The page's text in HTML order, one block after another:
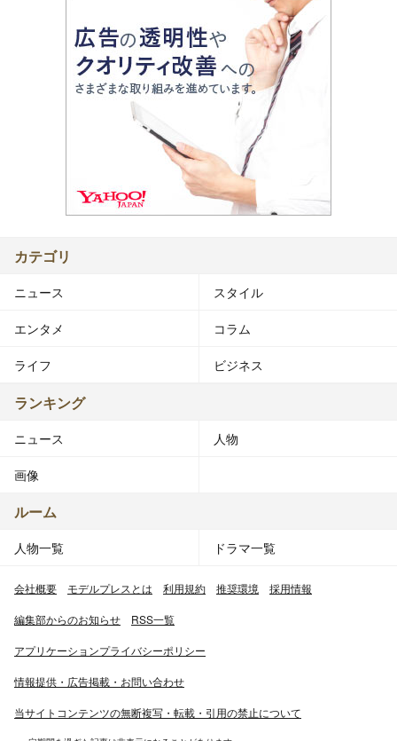
カテゴリ
ニュース スタイル
エンタメ コラム
ライフ ビジネス
ランキング
ニュース 人物
画像
ルーム
人物一覧 ドラマ一覧
会社概要 モデルプレスとは 利用規約 推奨環境 採用情報
編集部からのお知らせ RSS一覧
アプリケーションプライバシーポリシー
情報提供・広告掲載・お問い合わせ
当サイトコンテンツの無断複写・転載・引用の禁止について